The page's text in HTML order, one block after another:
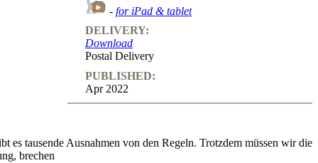
- for iPad & tablet
DELIVERY:
Download
Postal Delivery
PUBLISHED:
Apr 2022
es tausende Ausnahmen von den Regeln. Trotzdem müssen wir die
brechen